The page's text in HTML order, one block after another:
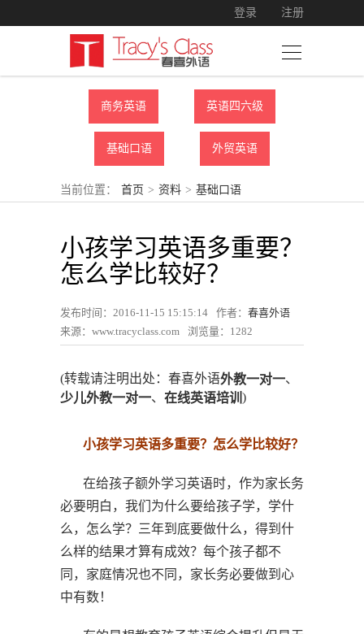
登录 注册
商务英语 英语四六级
基础口语 外贸英语
当前位置： 首页 > 资料 > 基础口语
小孩学习英语多重要？
怎么学比较好？
发布时间：2016-11-15 15:15:14 作者： 春喜外语
来源：www.tracyclass.com
浏览量： 1282
(转载请注明出处：春喜外语外教一对一、
少儿外教一对一、 在线英语培训 )
小孩学习英语多重要？怎么学比较好？
在给孩子额外学习英语时，作为家长务
必要明白，我们为什么要给孩子学，学什
么，怎么学？三年到底要做什么，得到什
么样的结果才算有成效？每个孩子都不
同，家庭情况也不同，家长务必要做到心
中有数！